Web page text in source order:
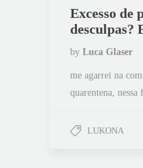
Excesso de
desculpas?
by Luca Glaser
me agarrei na
quarentena,
LUKONA